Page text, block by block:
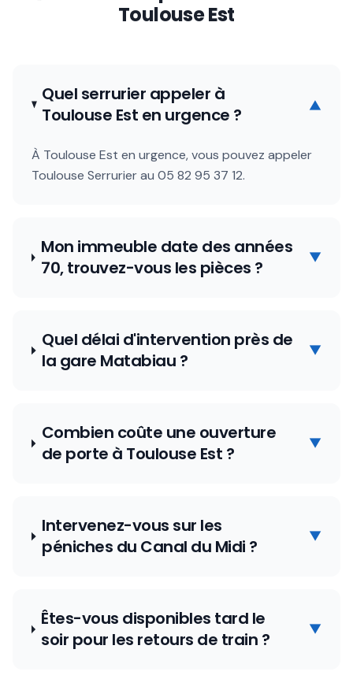
Toulouse Est
Quel serrurier appeler à
Toulouse Est en urgence ?
▼
À Toulouse Est en urgence, vous pouvez appeler
Toulouse Serrurier au 05 82 95 37 12.
Mon immeuble date des années
70, trouvez-vous les pièces ?
▼
Quel délai d'intervention près de
la gare Matabiau ?
▼
Combien coûte une ouverture
de porte à Toulouse Est ?
▼
Intervenez-vous sur les
péniches du Canal du Midi ?
▼
Êtes-vous disponibles tard le
soir pour les retours de train ?
▼